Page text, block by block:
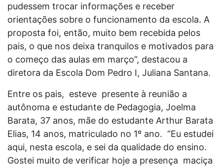
pudessem trocar informações e receber
orientações sobre o funcionamento da escola. A
proposta foi, então, muito bem recebida pelos
pais, o que nos deixa tranquilos e motivados para
o começo das aulas em março”, destacou a
diretora da Escola Dom Pedro I, Juliana Santana.
Entre os pais, esteve presente à reunião a
autônoma e estudante de Pedagogia, Joelma
Barata, 37 anos, mãe do estudante Arthur Barata
Elias, 14 anos, matriculado no 1º ano. “Eu estudei
aqui, nesta escola, e sei da qualidade do ensino.
Gostei muito de verificar hoje a presença maciça